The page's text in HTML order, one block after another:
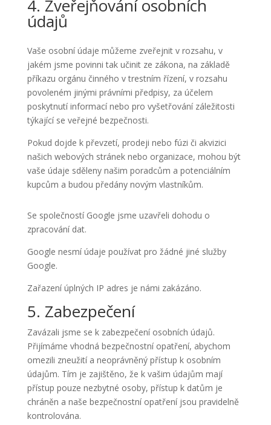
4. Zveřejňování osobních
údajů
Vaše osobní údaje můžeme zveřejnit v rozsahu, v
jakém jsme povinni tak učinit ze zákona, na základě
příkazu orgánu činného v trestním řízení, v rozsahu
povoleném jinými právními předpisy, za účelem
poskytnutí informací nebo pro vyšetřování záležitosti
týkající se veřejné bezpečnosti.
Pokud dojde k převzetí, prodeji nebo fúzi či akvizici
našich webových stránek nebo organizace, mohou být
vaše údaje sděleny našim poradcům a potenciálním
kupcům a budou předány novým vlastníkům.
Se společností Google jsme uzavřeli dohodu o
zpracování dat.
Google nesmí údaje používat pro žádné jiné služby
Google.
Zařazení úplných IP adres je námi zakázáno.
5. Zabezpečení
Zavázali jsme se k zabezpečení osobních údajů.
Přijímáme vhodná bezpečnostní opatření, abychom
omezili zneužití a neoprávněný přístup k osobním
údajům. Tím je zajištěno, že k vašim údajům mají
přístup pouze nezbytné osoby, přístup k datům je
chráněn a naše bezpečnostní opatření jsou pravidelně
kontrolována.